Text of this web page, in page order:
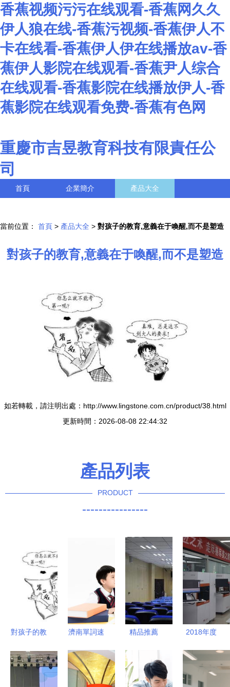
香蕉视频污污在线观看-香蕉网久久
伊人狼在线-香蕉污视频-香蕉伊人不
卡在线看-香蕉伊人伊在线播放av-香
蕉伊人影院在线观看-香蕉尹人综合
在线观看-香蕉影院在线播放伊人-香
蕉影院在线观看免费-香蕉有色网
重慶市吉昱教育科技有限責任公
司
首頁 企業簡介 產品大全
當前位置： 首頁 > 產品大全 > 對孩子的教育,意義在于喚醒,而不是塑造
對孩子的教育,意義在于喚醒,而不是塑造
如若轉載，請注明出處：http://www.lingstone.com.cn/product/38.html
更新時間：2026-08-08 22:44:32
產品列表
PRODUCT
----------------
對孩子的教
于喚醒,而
不是塑造
濟南單詞速
熙澤教育集
團費用與優
精品推薦
技公司——
賦能未來教
2018年度
業教育技能
大賽“百匠